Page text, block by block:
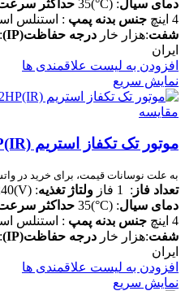
دمای سیال: (C°)35 حداکثر
4 اینچ
جنس بدنه پمپ : استنلس
شفت:هزار خار درجه حفاظت(IP) :68
ایران
افزودن به لیست علاقمندی ها
نمایش سریع
مقایسه
موتور تک تکفاز استریم 4SD1500S-2HP(IR)
به علت نوسانات قیمت، برای خرید در
تعداد فاز : 1 فاز ولتاژ تغذیه: (V)1ph_220-240
دمای سیال: (C°)35 حداکثر
4 اینچ
جنس بدنه پمپ : استنلس
شفت:هزار خار درجه حفاظت(IP) :68
ایران
افزودن به لیست علاقمندی ها
نمایش سریع